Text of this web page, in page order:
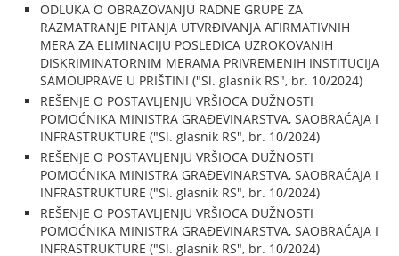
ODLUKA O OBRAZOVANJU RADNE GRUPE ZA
RAZMATRANJE PITANJA UTVRĐIVANJA AFIRMATIVNIH
MERA ZA ELIMINACIJU POSLEDICA UZROKOVANIH
DISKRIMINATORNIM MERAMA PRIVREMENIH INSTITUCIJA
SAMOUPRAVE U PRIŠTINI ("Sl. glasnik RS", br. 10/2024)
REŠENJE O POSTAVLJENJU VRŠIOCA DUŽNOSTI
POMOĆNIKA MINISTRA GRAĐEVINARSTVA, SAOBRAĆAJA I
INFRASTRUKTURE ("Sl. glasnik RS", br. 10/2024)
REŠENJE O POSTAVLJENJU VRŠIOCA DUŽNOSTI
POMOĆNIKA MINISTRA GRAĐEVINARSTVA, SAOBRAĆAJA I
INFRASTRUKTURE ("Sl. glasnik RS", br. 10/2024)
REŠENJE O POSTAVLJENJU VRŠIOCA DUŽNOSTI
POMOĆNIKA MINISTRA GRAĐEVINARSTVA, SAOBRAĆAJA I
INFRASTRUKTURE ("Sl. glasnik RS", br. 10/2024)